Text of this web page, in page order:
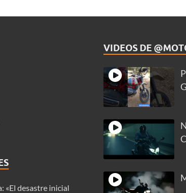
«El desastre inicial
VIDEOS DE